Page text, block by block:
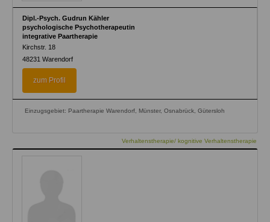
Dipl.-Psych. Gudrun Kähler
psychologische Psychotherapeutin
integrative Paartherapie
Kirchstr. 18
48231 Warendorf
zum Profil
Einzugsgebiet: Paartherapie Warendorf, Münster, Osnabrück, Gütersloh
Verhaltenstherapie/ kognitive Verhaltenstherapie